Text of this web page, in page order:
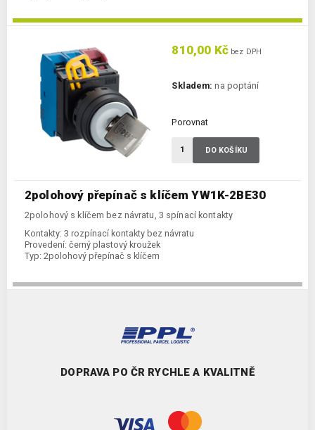
2polohový přepínač s klíčem YW1K-2BE30
2polohový s klíčem bez návratu, 3 spínací kontakty
Kontakty: 3 rozpínací kontakty bez návratu
Provedení: černý plastový kroužek
Typ: 2polohový přepínač s klíčem
810,00 Kč bez DPH
Skladem: na poptání
Porovnat
DO KOŠÍKU
DOPRAVA PO ČR RYCHLE A KVALITNĚ